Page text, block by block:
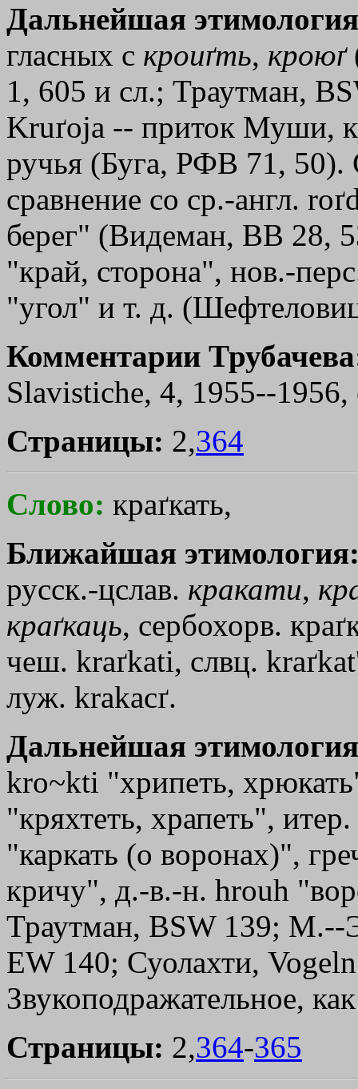
Дальнейшая
гласных с кроиґть, кроюґ
1, 605 и сл.; Траутман,
Kruґoja -- приток Муши,
ручья (Буга, РФВ 71,
сравнение со ср.-англ.
берег" (Видеман, ВВ 28,
"край, сторона", нов.-
"угол" и т. д.
Комментарии
Slavistiche, 4, 1955--
Страницы: 2,364
Слово: краґкать,
Ближайшая
русск.-цслав. кракати,
краґкаць, сербохорв.
чеш. kraґkati, слвц. kraґkаt
луж. krakacґ.
Дальнейшая
kro~kti "хрипеть,
"кряхтеть, храпеть",
"каркать (о воронах)",
кричу", д.-в.-н. hrouh
Траутман, ВSW 139;
ЕW 140; Суолахти,
Звукоподражательное,
Страницы: 2,364-365